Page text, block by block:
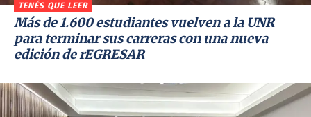
TENÉS QUE LEER
Más de 1.600 estudiantes vuelven a la UNR
para terminar sus carreras con una nueva
edición de rEGRESAR